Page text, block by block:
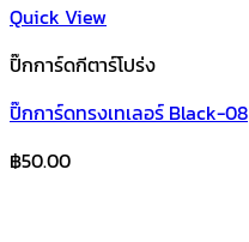
Quick View
ปิ๊กการ์ดกีตาร์โปร่ง
ปิ๊กการ์ดทรงเทเลอร์ Black-08
฿50.00